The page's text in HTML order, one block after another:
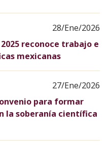
28/Ene/2026
reconoce trabajo e
mexicanas
27/Ene/2026
para formar
la soberanía científica